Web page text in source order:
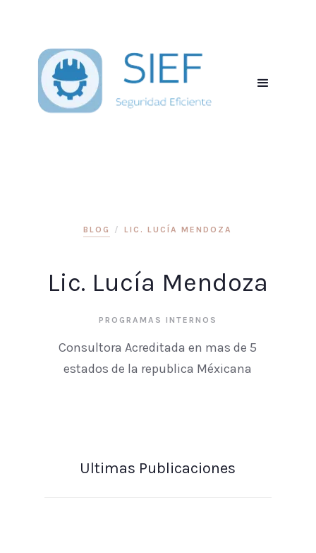
BLOG / LIC. LUCÍA MENDOZA
Lic. Lucía Mendoza
PROGRAMAS INTERNOS
Consultora Acreditada en mas de 5
estados de la republica Méxicana
Ultimas Publicaciones